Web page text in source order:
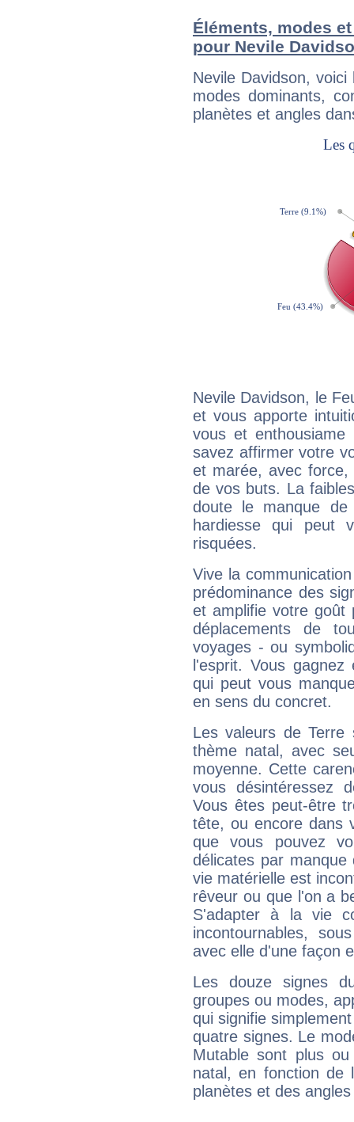
Éléments, modes
pour Nevile
Nevile Davidson,
modes dominants,
planètes et angles
Nevile Davidson, le
et vous apporte
vous et
savez affirmer votre
et marée, avec
de vos buts. La
doute le manque
hardiesse qui peut
risquées.
Vive la
prédominance des
et amplifie votre goût
déplacements de
voyages - ou
l'esprit. Vous
qui peut vous
en sens du concret.
Les valeurs de Terre
thème natal, avec
moyenne. Cette
vous désintéressez
Vous êtes peut-être
tête, ou encore dans
que vous pouvez
délicates par
vie matérielle est
rêveur ou que l'on a
S'adapter à la vie
incontournables,
avec elle d'une façon
Les douze signes
groupes ou modes,
qui signifie
quatre signes. Le
Mutable sont plus
natal, en fonction de
planètes et des